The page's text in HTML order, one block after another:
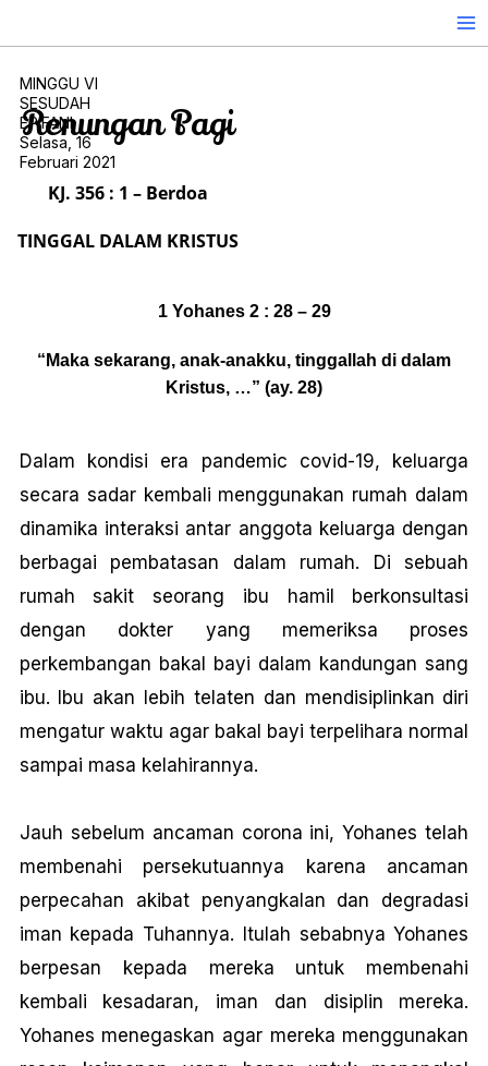
MINGGU VI
SESUDAH
EPIFANI
Selasa, 16
Februari 2021
Renungan Pagi
KJ. 356 : 1 – Berdoa
TINGGAL DALAM KRISTUS
1 Yohanes 2 : 28 – 29
“Maka sekarang, anak-anakku, tinggallah di dalam
Kristus, …” (ay. 28)
Dalam kondisi era pandemic covid-19, keluarga
secara sadar kembali menggunakan rumah dalam
dinamika interaksi antar anggota keluarga dengan
berbagai pembatasan dalam rumah. Di sebuah
rumah sakit seorang ibu hamil berkonsultasi
dengan dokter yang memeriksa proses
perkembangan bakal bayi dalam kandungan sang
ibu. Ibu akan lebih telaten dan mendisiplinkan diri
mengatur waktu agar bakal bayi terpelihara normal
sampai masa kelahirannya.
Jauh sebelum ancaman corona ini, Yohanes telah
membenahi persekutuannya karena ancaman
perpecahan akibat penyangkalan dan degradasi
iman kepada Tuhannya. Itulah sebabnya Yohanes
berpesan kepada mereka untuk membenahi
kembali kesadaran, iman dan disiplin mereka.
Yohanes menegaskan agar mereka menggunakan